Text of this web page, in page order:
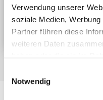
Verwendung unserer
soziale Medien,
Partner führen diese
weiteren Daten
Notwendig
Jetzt